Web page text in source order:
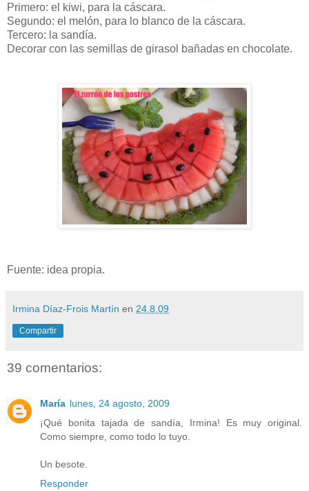
Primero: el kiwi, para la cáscara.
Segundo: el melón, para lo blanco de la cáscara.
Tercero: la sandía.
Decorar con las semillas de girasol bañadas en chocolate.
Fuente: idea propia.
Irmina Díaz-Frois Martín en 24.8.09
Compartir
39 comentarios:
María lunes, 24 agosto, 2009
¡Qué bonita tajada de sandía, Irmina! Es muy original.
Como siempre, como todo lo tuyo.
Un besote.
Responder